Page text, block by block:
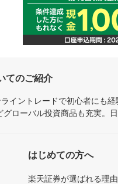
てのご紹介
イントレードで初心者にも
ローバル投資商品も充実。
はじめての方へ
楽天証券が選ばれる理由